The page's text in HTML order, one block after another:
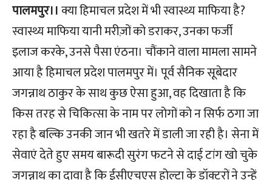
पालमपुर।।क्या हिमाचल प्रदेश में भी स्वास्थ्य माफिया है?
स्वास्थ्य माफिया यानी मरीज़ों को डराकर, उनका फर्जी
इलाज करके, उनसे पैसा एंठना। चौंकाने वाला मामला सामने
आया है हिमाचल प्रदेश पालमपुर में। पूर्व सैनिक सूबेदार
जगन्नाथ ठाकुर के साथ कुछ ऐसा हुआ, वह दिखाता है कि
किस तरह से चिकित्सा के नाम पर लोगों को न सिर्फ ठगा जा
रहा है बल्कि उनकी जान भी खतरे में डाली जा रही है। सेना में
सेवाएं देते हुए समय बारूदी सुरंग फटने से दाई टांग खो चुके
जगन्नाथ का दावा है कि ईसीएचएस होल्टा के डॉक्टरों ने उन्हें